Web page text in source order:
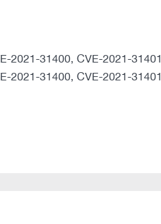
2021-31400, CVE-2021-31401
2021-31400, CVE-2021-31401